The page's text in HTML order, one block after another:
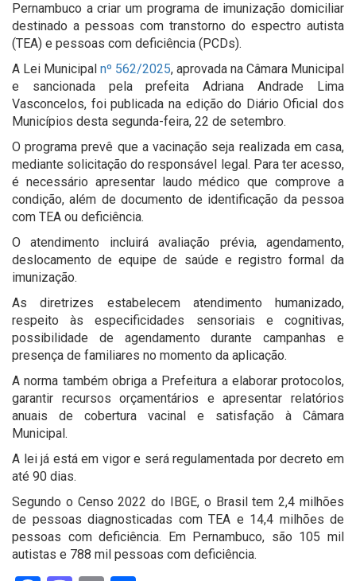
Pernambuco a criar um programa de imunização domiciliar
destinado a pessoas com transtorno do espectro autista
(TEA) e pessoas com deficiência (PCDs).
A Lei Municipal nº 562/2025, aprovada na Câmara Municipal
e sancionada pela prefeita Adriana Andrade Lima
Vasconcelos, foi publicada na edição do Diário Oficial dos
Municípios desta segunda-feira, 22 de setembro.
O programa prevê que a vacinação seja realizada em casa,
mediante solicitação do responsável legal. Para ter acesso,
é necessário apresentar laudo médico que comprove a
condição, além de documento de identificação da pessoa
com TEA ou deficiência.
O atendimento incluirá avaliação prévia, agendamento,
deslocamento de equipe de saúde e registro formal da
imunização.
As diretrizes estabelecem atendimento humanizado,
respeito às especificidades sensoriais e cognitivas,
possibilidade de agendamento durante campanhas e
presença de familiares no momento da aplicação.
A norma também obriga a Prefeitura a elaborar protocolos,
garantir recursos orçamentários e apresentar relatórios
anuais de cobertura vacinal e satisfação à Câmara
Municipal.
A lei já está em vigor e será regulamentada por decreto em
até 90 dias.
Segundo o Censo 2022 do IBGE, o Brasil tem 2,4 milhões
de pessoas diagnosticadas com TEA e 14,4 milhões de
pessoas com deficiência. Em Pernambuco, são 105 mil
autistas e 788 mil pessoas com deficiência.